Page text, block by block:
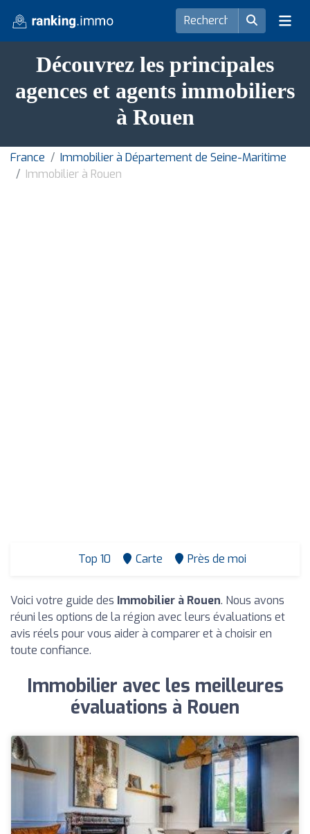
Découvrez les principales
agences et agents immobiliers
à Rouen
France
Immobilier à Département de Seine-Maritime
Immobilier à Rouen
Top 10 Carte Près de moi
Voici votre guide des Immobilier à Rouen. Nous avons
réuni les options de la région avec leurs évaluations et
avis réels pour vous aider à comparer et à choisir en
toute confiance.
Immobilier avec les meilleures
évaluations à Rouen